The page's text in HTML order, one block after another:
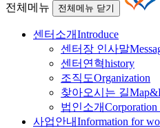
전체메뉴 전체메뉴 닫기
센터소개Introduce
센터장 인사말
센터연혁history
조직도Organization
찾아오시는 길
법인소개Corporation
사업안내Information for